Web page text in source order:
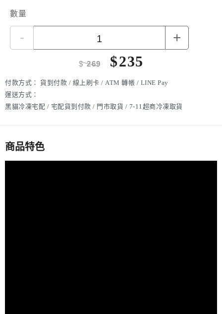
數量
- +
$269 $235
付款方式：
貨到付款 / 線上刷卡 / ATM 轉帳 / LINE Pay
運送方式：
黑貓冷凍宅配 / 宅配貨到付款 / 門市取貨 / 7-11超商冷凍取貨
商品特色